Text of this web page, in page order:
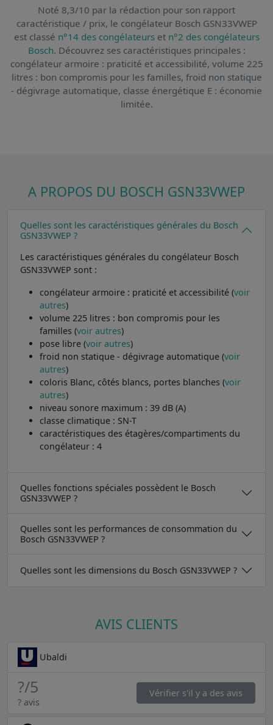
Noté 8,3/10 par la rédaction pour son rapport
caractéristique / prix, le congélateur Bosch GSN33VWEP
est classé n°14 des congélateurset n°2 des congélateurs
Bosch. Découvrez ses caractéristiques principales :
congélateur armoire : praticité et accessibilité, volume 225
litres : bon compromis pour les familles, froid non statique
- dégivrage automatique, classe énergétique E : économie
limitée.
A PROPOS DU BOSCH GSN33VWEP
Quelles sont les caractéristiques générales du Bosch
GSN33VWEP ?
Les caractéristiques générales du congélateur Bosch
GSN33VWEP sont :
congélateur armoire : praticité et accessibilité (voir
autres)
volume 225 litres : bon compromis pour les
familles (voir autres)
pose libre (voir autres)
froid non statique - dégivrage automatique (voir
autres)
coloris Blanc, côtés blancs, portes blanches (voir
autres)
niveau sonore maximum : 39 dB (A)
classe climatique : SN-T
caractéristiques des étagères/compartiments du
congélateur : 4
Quelles fonctions spéciales possèdent le Bosch
GSN33VWEP ?
Quelles sont les performances de consommation du
Bosch GSN33VWEP ?
Quelles sont les dimensions du Bosch GSN33VWEP ?
AVIS CLIENTS
Ubaldi
?/5
? avis
Vérifier s'il y a des avis